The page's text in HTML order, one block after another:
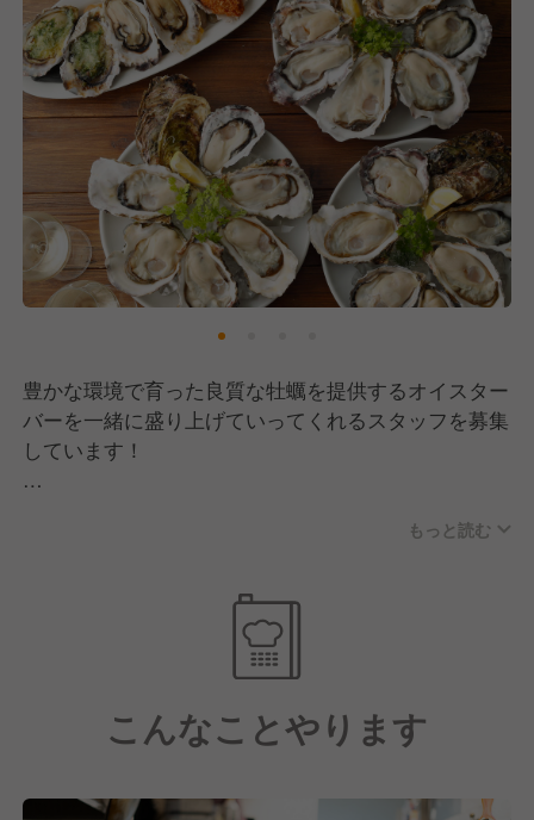
評価がされるのが一般的。
成果を出しているのに昇格できないという現場の声が
よくあると思います。
当社は飲食業では珍しい定量評価。
アプリ会員獲得数や売上、生産性の向上など店舗運営
の様々な取組みを半年ごとに評価。
適切な評価をするために半期に一度幹部社員全員が集
まり3日間通しで人事評価会議を行います。真面目
に“成果”を出し、頑張っているスタッフに“チャンスが
来る”会社です。
ほとんどの店舗が駅直結または徒歩3分圏内の商業施
設内にあり通勤時間の短縮可能です。
また営業時間中に調理と同時に仕込みもするため、早
出や残業の心配はありません。
出勤は早くて10時、就業も遅くて23時。飲食業界で
はめずらしく月間労働平均は220時間。ムリなく働け
豊かな環境で育った良質な牡蠣を提供するオイスター
バーを一緒に盛り上げていってくれるスタッフを募集
しています！
全国にオイスターレストランを26店舗運営している当
通常、産地から仕入れた牡蠣をお店へ直送するのが一
一度当社の富山にある浄化施設で48時間以上、牡蠣を
リラックスさせてお店へ。
牡蠣特有の臭みが圧倒的に少なく、美味しさ、栄養
素、そして何より牡蠣を食べるリスクを限りなく0％
もっと読む
こんなことやります